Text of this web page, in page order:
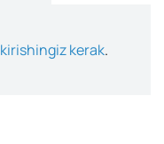
kirishingiz kerak.